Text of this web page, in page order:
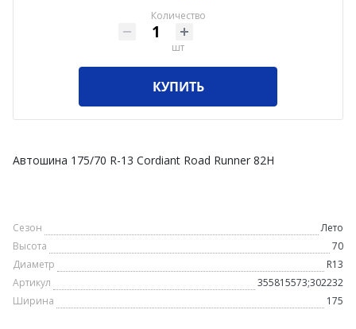
Количество
шт
КУПИТЬ
Автошина 175/70 R-13 Cordiant Road Runner 82H
Сезон
Лето
Высота
70
Диаметр
R13
Артикул
355815573;302232
Ширина
175